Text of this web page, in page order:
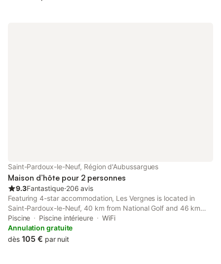
Saint-Pardoux-le-Neuf, Région d'Aubussargues
Maison d’hôte pour 2 personnes
9.3Fantastique⋅206 avis
Featuring 4-star accommodation, Les Vergnes is located in
Saint-Pardoux-le-Neuf, 40 km from National Golf and 46 km
from Chammet Golf Course. This property offers access to a
terrace, free private parking and free WiFi.
Piscine Piscine intérieure
WiFi
Annulation gratuite
dès 105 € par nuit